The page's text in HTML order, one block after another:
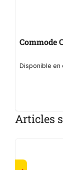
Commode
Disponible en
Articles